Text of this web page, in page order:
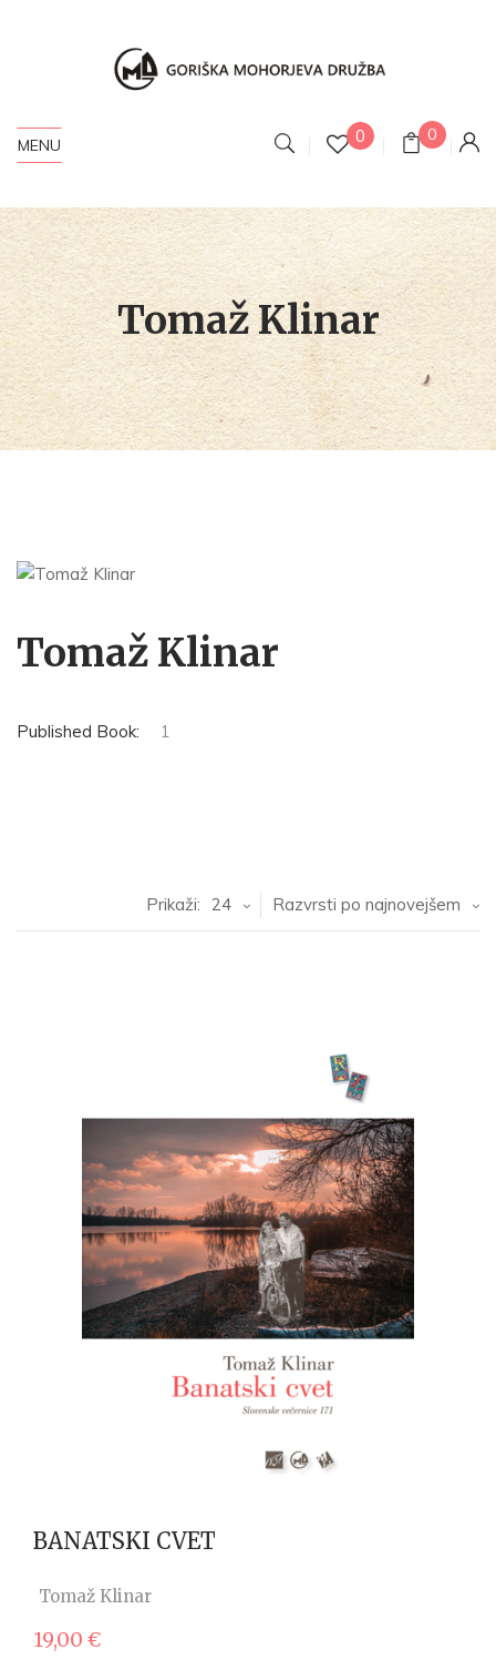
MENU 0 0
Tomaž Klinar
Tomaž Klinar
Published Book: 1
Razvrsti po najnovejšem
Prikaži: 24
BANATSKI CVET
Tomaž Klinar
19,00 €